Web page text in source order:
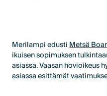
Merilampi edustiMetsä
ikuisen sopimuksen
asiassa. Vaasan hovioikeus
asiassa esittämät